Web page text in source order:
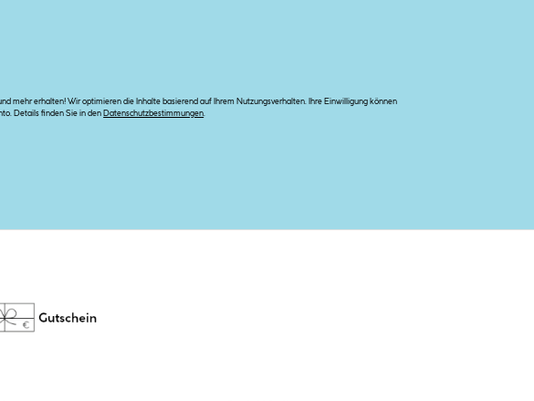
mehr erhalten! Wir optimieren die Inhalte basierend auf Ihrem Nutzungsverhalten. Ihre Einwilligung können
Details finden Sie in den
Datenschutzbestimmungen